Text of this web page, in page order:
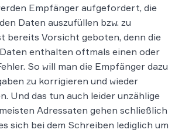
Empfänger aufgefordert, die
Daten auszufüllen bzw. zu
bereits Vorsicht geboten, denn die
enthalten oftmals einen oder
So will man die Empfänger dazu
zu korrigieren und wieder
Und das tun auch leider unzählige
Adressaten gehen schließlich
sich bei dem Schreiben lediglich um